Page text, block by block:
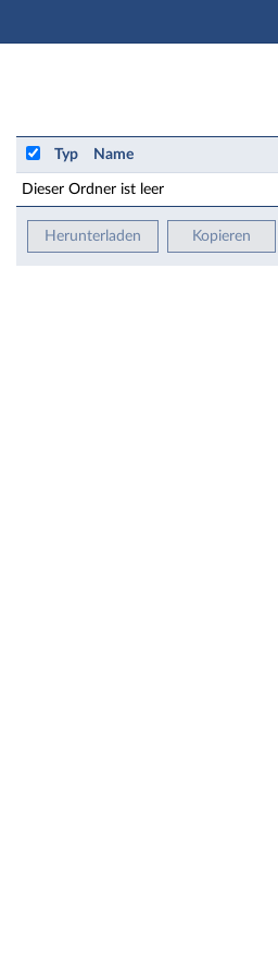
Hauptnavigation
Seminar: 2019HA2-KW4
Typ Name
Dieser Ordner ist leer
Herunterladen Kopieren